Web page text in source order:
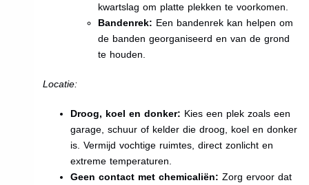
kwartslag om platte plekken te voorkomen.
Bandenrek: Een bandenrek kan helpen om
de banden georganiseerd en van de grond
te houden.
Locatie:
Droog, koel en donker: Kies een plek zoals een
garage, schuur of kelder die droog, koel en donker
is. Vermijd vochtige ruimtes, direct zonlicht en
extreme temperaturen.
Geen contact met chemicaliën: Zorg ervoor dat